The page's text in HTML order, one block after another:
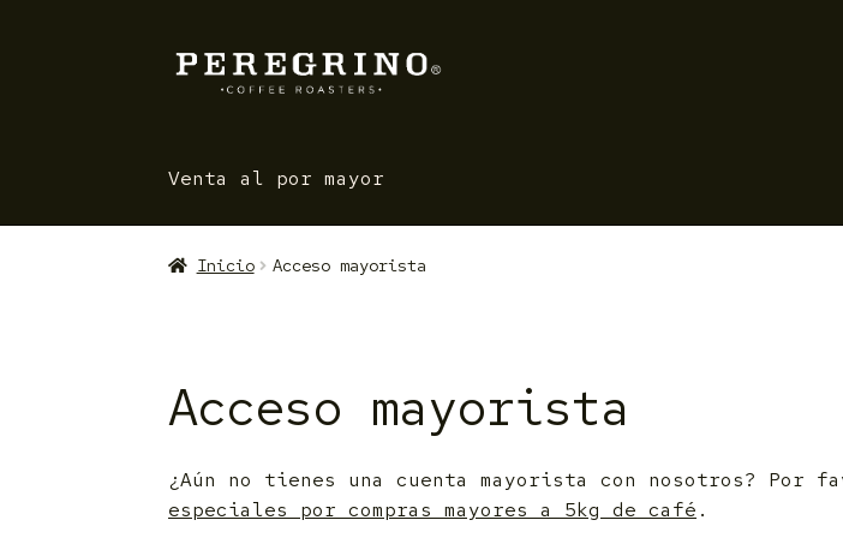
Ir
Saltar
Venta al por mayor
Inicio Acceso mayorista
Acceso mayorista
¿Aún no tienes una cuenta mayorista con nosotros? Por
especiales por compras mayores a 5kg de café .